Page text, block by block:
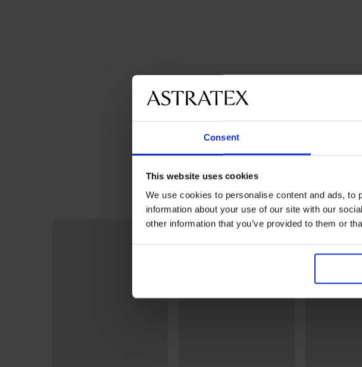
Consent
This website uses cookies
We use cookies to personalise content and ads,
information about your use of our site with our
other information that you’ve provided to them or